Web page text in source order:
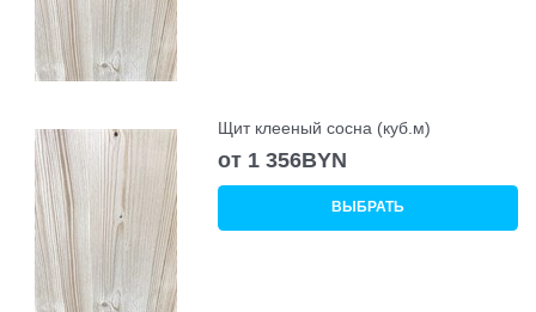
Щит клееный сосна (куб.м)
от 1 356BYN
ВЫБРАТЬ